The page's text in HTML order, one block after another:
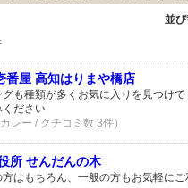
並び
番屋 高知はりまや橋店
グも種類が多くお気に入りを見つけ
ください
カレー / クチコミ数 3件）
所 せんだんの木
方はもちろん、一般の方もお気軽に